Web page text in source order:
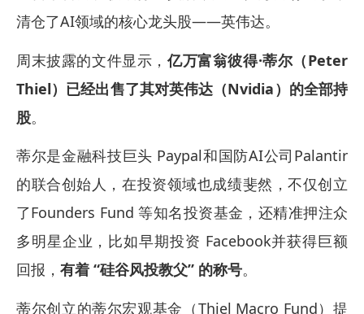
清仓了AI领域的核心龙头股——英伟达。
周末披露的文件显示， 亿万富翁彼得·蒂尔（Peter
Thiel）已经出售了其对英伟达（Nvidia）的全部持
股。
蒂尔是金融科技巨头 Paypal和国防AI公司Palantir
的联合创始人，在投资领域也成绩斐然，不仅创立
了Founders Fund 等知名投资基金，还精准押注众
多明星企业，比如早期投资 Facebook并获得巨额
回报， 有着 “硅谷风投教父” 的称号。
蒂尔创立的蒂尔宏观基金（Thiel Macro Fund）提